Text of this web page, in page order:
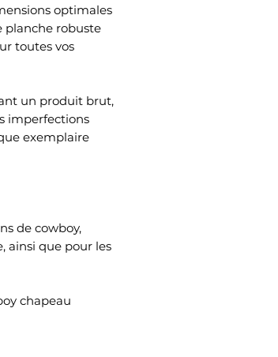
optimales
planche robuste
toutes vos
un produit brut,
imperfections
exemplaire
de cowboy,
ainsi que pour les
chapeau